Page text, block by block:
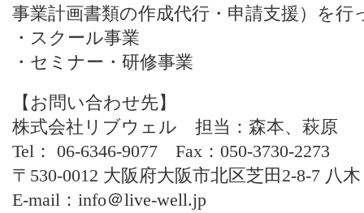
事業計画書類の作成代行・申請支援）を行
・スクール事業
・セミナー・研修事業
【お問い合わせ先】
株式会社リブウェル 担当：森本、萩原
Tel： 06-6346-9077 Fax：050-3730-2273
〒530-0012 大阪府大阪市北区芝田2-8-7 八
E-mail：info＠live-well.jp